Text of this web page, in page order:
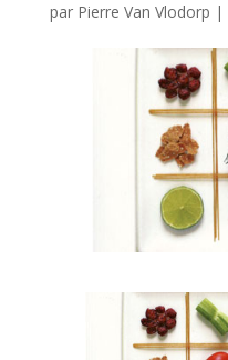
par Pierre Van Vlodorp |